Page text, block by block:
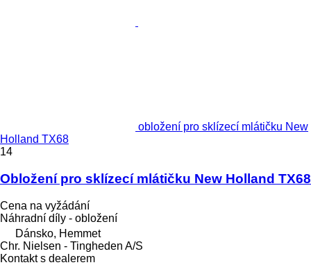
obložení pro sklízecí mlátičku New
Holland TX68
14
Obložení pro sklízecí mlátičku New Holland TX68
Cena na vyžádání
Náhradní díly - obložení
Dánsko, Hemmet
Chr. Nielsen - Tingheden A/S
Kontakt s dealerem